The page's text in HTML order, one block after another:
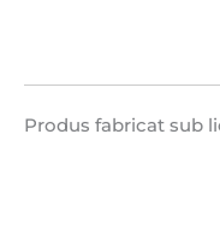
Produs fabricat sub